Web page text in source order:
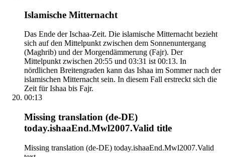
Islamische Mitternacht
Das Ende der Ischaa-Zeit. Die islamische Mitternacht bezieht
sich auf den Mittelpunkt zwischen dem Sonnenuntergang
(Maghrib) und der Morgendämmerung (Fajr). Der
Mittelpunkt zwischen 20:55 und 03:31 ist 00:13. In
nördlichen Breitengraden kann das Ishaa im Sommer nach der
islamischen Mitternacht sein. In diesem Fall erstreckt sich die
Zeit für Ishaa bis Fajr.
00:13
Missing translation (de-DE)
today.ishaaEnd.Mwl2007.Valid title
Missing translation (de-DE) today.ishaaEnd.Mwl2007.Valid